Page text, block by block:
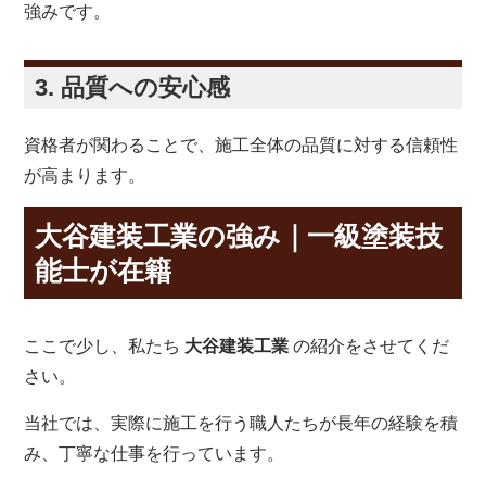
強みです。
3. 品質への安心感
資格者が関わることで、施工全体の品質に対する信頼性
が高まります。
大谷建装工業の強み｜一級塗装技
能士が在籍
ここで少し、私たち 大谷建装工業 の紹介をさせてくだ
さい。
当社では、実際に施工を行う職人たちが長年の経験を積
み、丁寧な仕事を行っています。